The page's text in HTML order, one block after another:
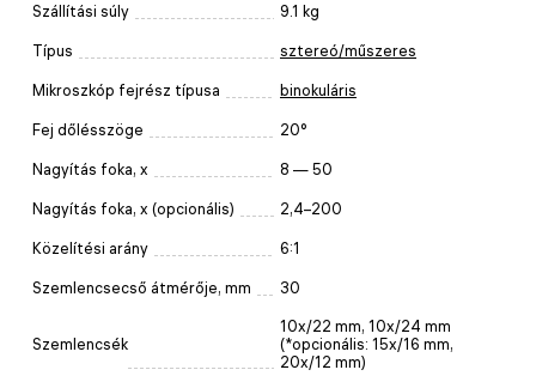
Szállítási súly 9.1 kg
Típus sztereó/műszeres
Mikroszkóp fejrész típusa binokuláris
Fej dőlésszöge 20°
Nagyítás foka, x 8 — 50
Nagyítás foka, x (opcionális) 2,4–200
Közelítési arány 6:1
Szemlencsecső átmérője, mm 30
Szemlencsék
10x/22 mm, 10x/24 mm
(*opcionális: 15x/16 mm,
20х/12 mm)